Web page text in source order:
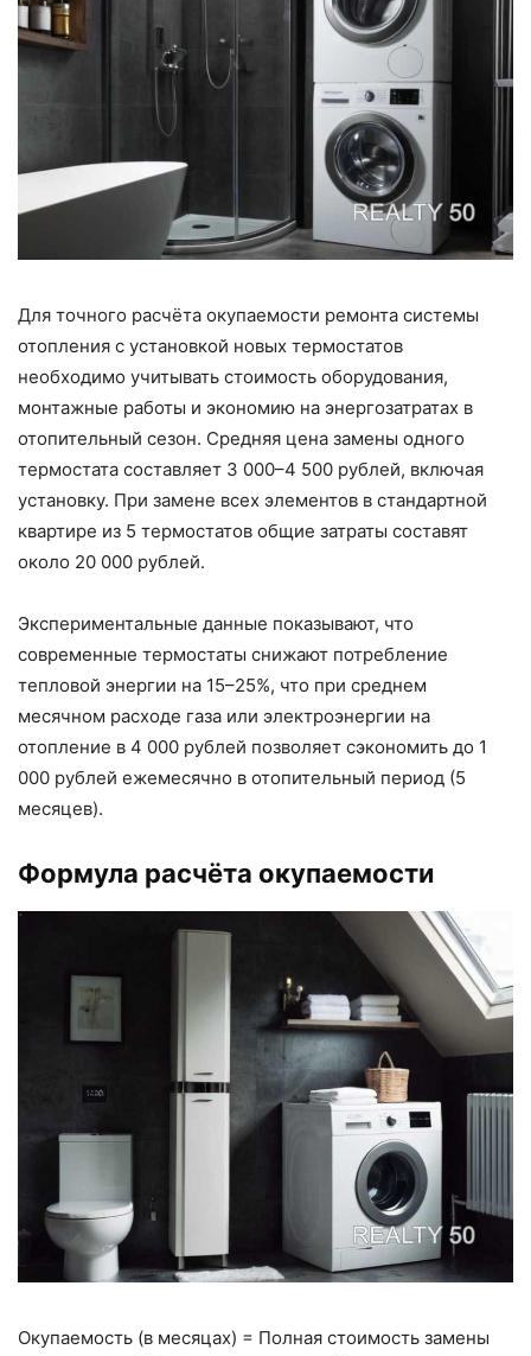
Для точного расчёта окупаемости ремонта системы
отопления с установкой новых термостатов
необходимо учитывать стоимость оборудования,
монтажные работы и экономию на энергозатратах в
отопительный сезон. Средняя цена замены одного
термостата составляет 3 000–4 500 рублей, включая
установку. При замене всех элементов в стандартной
квартире из 5 термостатов общие затраты составят
около 20 000 рублей.
Экспериментальные данные показывают, что
современные термостаты снижают потребление
тепловой энергии на 15–25%, что при среднем
месячном расходе газа или электроэнергии на
отопление в 4 000 рублей позволяет сэкономить до 1
000 рублей ежемесячно в отопительный период (5
месяцев).
Формула расчёта окупаемости
Окупаемость (в месяцах) = Полная стоимость замены